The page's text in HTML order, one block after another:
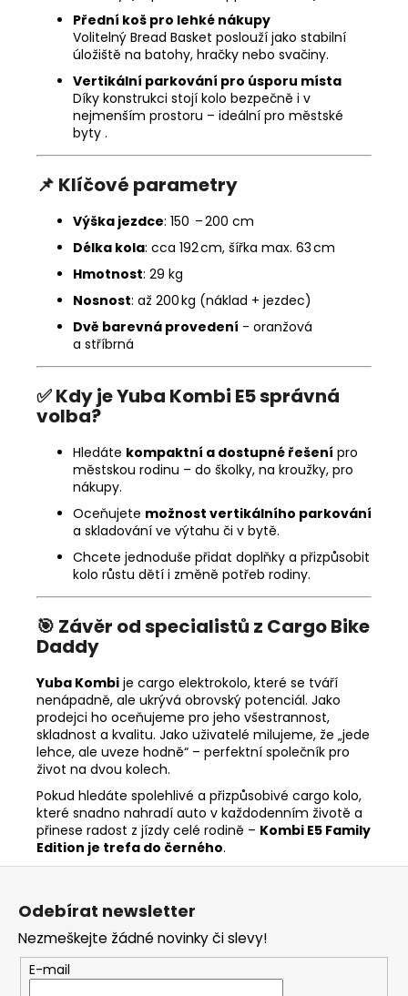
Přední koš pro lehké nákupy
Volitelný Bread Basket poslouží jako stabilní
úložiště na batohy, hračky nebo svačiny.
Vertikální parkování pro úsporu místa
Díky konstrukci stojí kolo bezpečně i v
nejmenším prostoru – ideální pro městské
byty .
📌 Klíčové parametry
Výška jezdce: 150 – 200 cm
Délka kola: cca 192 cm, šířka max. 63 cm
Hmotnost: 29 kg
Nosnost: až 200 kg (náklad + jezdec)
Dvě barevná provedení - oranžová
a stříbrná
✅ Kdy je Yuba Kombi E5 správná
volba?
Hledáte kompaktní a dostupné řešení pro
městskou rodinu – do školky, na kroužky, pro
nákupy.
Oceňujete možnost vertikálního parkování
a skladování ve výtahu či v bytě.
Chcete jednoduše přidat doplňky a přizpůsobit
kolo růstu dětí i změně potřeb rodiny.
🎯 Závěr od specialistů z Cargo Bike
Daddy
Yuba Kombi je cargo elektrokolo, které se tváří
nenápadně, ale ukrývá obrovský potenciál. Jako
prodejci ho oceňujeme pro jeho všestrannost,
skladnost a kvalitu. Jako uživatelé milujeme, že „jede
lehce, ale uveze hodně“ – perfektní společník pro
život na dvou kolech.
Pokud hledáte spolehlivé a přizpůsobivé cargo kolo,
které snadno nahradí auto v každodenním životě a
přinese radost z jízdy celé rodině – Kombi E5 Family
Edition je trefa do černého.
Z
Odebírat newsletter
Nezmeškejte žádné novinky či slevy!
E-mail